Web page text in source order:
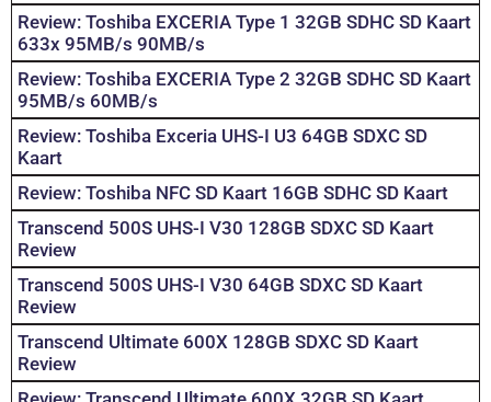
Review: Toshiba EXCERIA Type 1 32GB SDHC SD Kaart
633x 95MB/s 90MB/s
Review: Toshiba EXCERIA Type 2 32GB SDHC SD Kaart
95MB/s 60MB/s
Review: Toshiba Exceria UHS-I U3 64GB SDXC SD
Kaart
Review: Toshiba NFC SD Kaart 16GB SDHC SD Kaart
Transcend 500S UHS-I V30 128GB SDXC SD Kaart
Review
Transcend 500S UHS-I V30 64GB SDXC SD Kaart
Review
Transcend Ultimate 600X 128GB SDXC SD Kaart
Review